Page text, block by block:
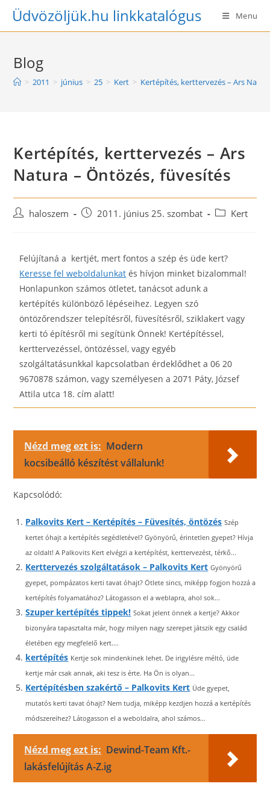
SkipÜdvözöljük.hu linkkatalógus Menu
Blog
> 2011 > június > 25 > Kert > Kertépítés, kerttervezés – Ars
Kertépítés, kerttervezés – Ars
Natura – Öntözés, füvesítés
Posthaloszem
Post2011. június 25. szombat
PostKert
Felújítaná a kertjét, mert fontos a szép és üde kert?
Keresse fel weboldalunkat és hívjon minket bizalommal!
Honlapunkon számos ötletet, tanácsot adunk a
kertépítés különböző lépéseihez. Legyen szó
öntözőrendszer telepítésről, füvesítésről, sziklakert vagy
kerti tó építésről mi segítünk Önnek! Kertépítéssel,
kerttervezéssel, öntözéssel, vagy egyéb
szolgáltatásunkkal kapcsolatban érdeklődhet a 06 20
9670878 számon, vagy személyesen a 2071 Páty, József
Attila utca 18. cím alatt!
Nézd meg ezt is: Modern
kocsibeálló készítést vállalunk!
Kapcsolódó:
Palkovits Kert – Kertépítés – Füvesítés, öntözés Szép
kertet óhajt a kertépítés segédletével? Gyönyörű, érintetlen gyepet? Hívja
az oldalt! A Palkovits Kert elvégzi a kertépítést, kerttervezést, térkő...
Kerttervezés szolgáltatások – Palkovits Kert Gyönyörű
gyepet, pompázatos kerti tavat óhajt? Ötlete sincs, miképp fogjon hozzá a
kertépítés folyamatához? Látogasson el a weblapra, ahol sok...
Szuper kertépítés tippek! Sokat jelent önnek a kertje? Akkor
bizonyára tapasztalta már, hogy milyen nagy szerepet játszik egy család
életében egy megfelelő kert....
kertépítés Kertje sok mindenkinek lehet. De irigylésre méltó, üde
kertje már csak annak, aki tesz is érte. Ha Ön is olyan...
Kertépítésben szakértő – Palkovits Kert Üde gyepet,
mutatós kerti tavat óhajt? Nem tudja, miképp kezdjen hozzá a kertépítés
módszereihez? Látogasson el a weboldalra, ahol számos...
Nézd meg ezt is: Dewind-Team Kft.-
lakásfelújítás A-Z.ig